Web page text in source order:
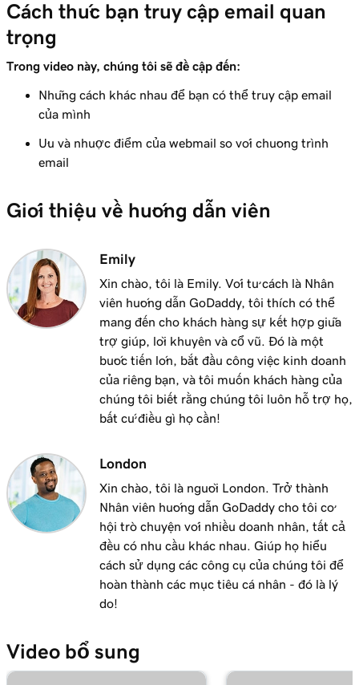
Thêm email Microsoft 365 của tôi vào Outlook
trên iPhone
1m 8s
Bài học 9 (trong số 37)
Thêm email Microsoft 365 của tôi vào
Outlook trên Android
1m 35s
Bài học 10 (trong số 37)
Thêm email Microsoft 365 của tôi vào Outlook
Bài học 11 (trong số 37)
Mail trên máy Mac
Bài học 12 (trong số 37)
Thêm email Microsoft 365 của tôi vào Outlook
Bài học 13 (trong số 37)
Thêm email Microsoft 365 của tôi vào Apple
Mail trên iPhone
1m 48s
Thêm email Microsoft 365 của tôi vào ứng
dụng thư của tôi trên Android
Bài học 15 (trong số 37)
Tạo chữ ký email của tôi trong Microsoft 365
59s
Bài học 16 (trong số 37)
Tham quan Bảng điều khiển Email & Office
1m 55s
Cài đặt ứng dụng Office của tôi
Cách thức bạn truy cập email quan
trọng
Trong video này, chúng tôi sẽ đề cập đến:
Những cách khác nhau để bạn có thể truy cập email
của mình
Ưu và nhược điểm của webmail so với chương trình
email
Giới thiệu về hướng dẫn viên
Emily
Xin chào, tôi là Emily. Với tư cách là Nhân
viên hướng dẫn GoDaddy, tôi thích có thể
mang đến cho khách hàng sự kết hợp giữa
trợ giúp, lời khuyên và cổ vũ. Đó là một
bước tiến lớn, bắt đầu công việc kinh doanh
của riêng bạn, và tôi muốn khách hàng của
chúng tôi biết rằng chúng tôi luôn hỗ trợ họ,
bất cứ điều gì họ cần!
London
Xin chào, tôi là người London. Trở thành
Nhân viên hướng dẫn GoDaddy cho tôi cơ
hội trò chuyện với nhiều doanh nhân, tất cả
đều có nhu cầu khác nhau. Giúp họ hiểu
cách sử dụng các công cụ của chúng tôi để
hoàn thành các mục tiêu cá nhân - đó là lý
do!
Video bổ sung